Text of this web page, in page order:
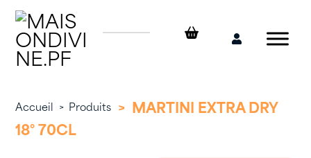
Skip
content
Mon
Accueil > Produits > MARTINI EXTRA DRY
18° 70CL